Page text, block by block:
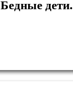
Бедные дети.